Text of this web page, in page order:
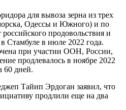
для вывоза зерна из трех
Одессы и Южного) и по
продовольствия и
Стамбуле в июле 2022 года.
при участии ООН, России,
продлевалось в ноябре 2022
60 дней.
Тайип Эрдоган заявил, что
продлили еще на два